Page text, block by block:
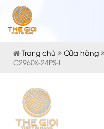
Trang chủ Cửa hàng
C2960X-24PS-L